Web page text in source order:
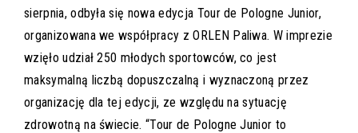
sierpnia, odbyła się nowa edycja Tour de Pologne Junior,
organizowana we współpracy z ORLEN Paliwa. W imprezie
wzięło udział 250 młodych sportowców, co jest
maksymalną liczbą dopuszczalną i wyznaczoną przez
organizację dla tej edycji, ze względu na sytuację
zdrowotną na świecie. “Tour de Pologne Junior to